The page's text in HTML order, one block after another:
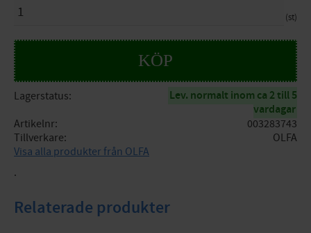
st
KÖP
Lagerstatus
Lev. normalt inom ca 2 till 5
vardagar
Artikelnr
003283743
Tillverkare
OLFA
Visa alla produkter från OLFA
.
Relaterade produkter